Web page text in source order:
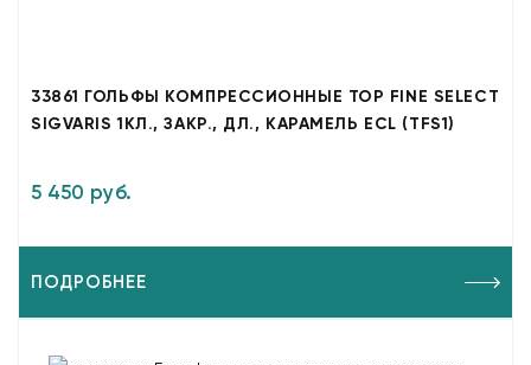
33861 ГОЛЬФЫ КОМПРЕССИОННЫЕ TOP FINE SELECT
SIGVARIS 1КЛ., ЗАКР., ДЛ., КАРАМЕЛЬ ECL (TFS1)
5 450 руб.
ПОДРОБНЕЕ